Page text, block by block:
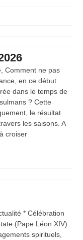
Comment ne pas
en ce début
dans le temps de
? Cette
le résultat
les saisons. A
croiser
* Célébration
(Pape Léon XIV)
spirituels,